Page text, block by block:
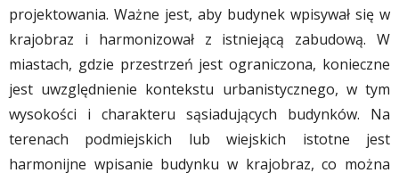
projektowania. Ważne jest, aby budynek wpisywał się w
krajobraz i harmonizował z istniejącą zabudową. W
miastach, gdzie przestrzeń jest ograniczona, konieczne
jest uwzględnienie kontekstu urbanistycznego, w tym
wysokości i charakteru sąsiadujących budynków. Na
terenach podmiejskich lub wiejskich istotne jest
harmonijne wpisanie budynku w krajobraz, co można